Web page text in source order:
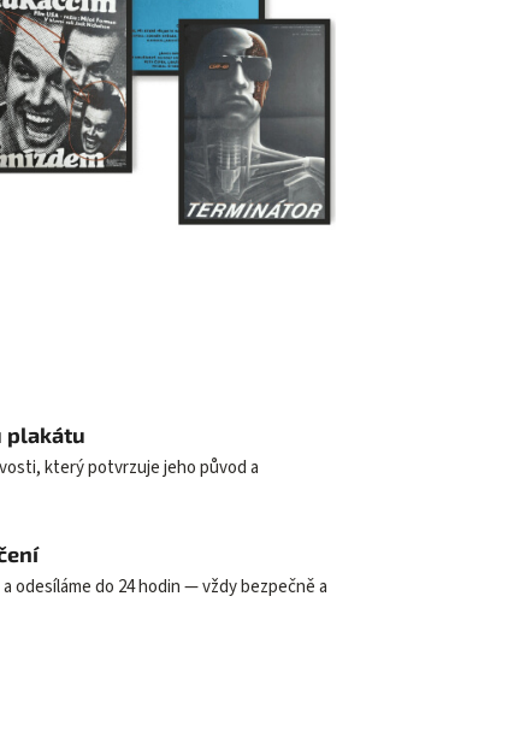
plakátu
který potvrzuje jeho původ a
odesíláme do 24 hodin — vždy bezpečně a